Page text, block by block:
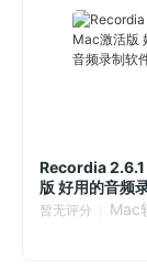
Recordia
版 好用的音频
暂无评分 Mac